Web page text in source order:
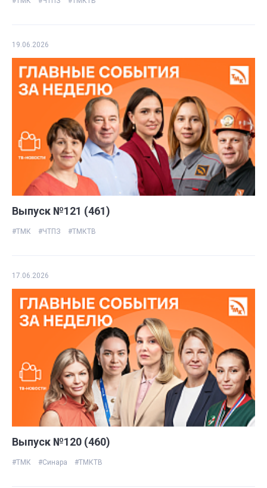
19.06.2026
Выпуск №121 (461)
#ТМК #ЧТПЗ #ТМКТВ
17.06.2026
Выпуск №120 (460)
#ТМК #Синара #ТМКТВ